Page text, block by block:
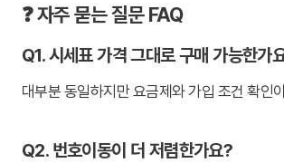
❓ 자주 묻는 질문 FAQ
Q1. 시세표 가격 그대로 구매 가능한가
대부분 동일하지만 요금제와 가입 조건 확인
Q2. 번호이동이 더 저렴한가요?